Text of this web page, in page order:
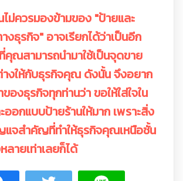
ม่ควรมองข้ามของ "ป้ายและ
ธุรกิจ" อาจเรียกได้ว่าเป็นอีก
ณสามารถนำมาใช้เป็นจุดขาย
างให้กับธุรกิจคุณ ดังนั้น จึงอยาก
ของธุรกิจทุกท่านว่า ขอให้ใส่ใจใน
ออกแบบป้ายร้านให้มาก เพราะสิ่ง
แจสำคัญที่ทำให้ธุรกิจคุณเหนือชั้น
ลายเท่าเลยก็ได้